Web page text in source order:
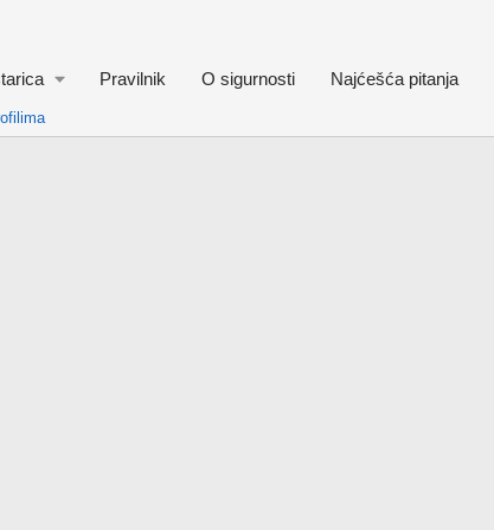
Pravilnik O sigurnosti Najćešća pitanja